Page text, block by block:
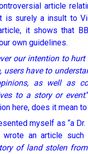
article
is surely a insult to
it shows that
own guidelines.
our intention to hurt
users have to
as well as
to a story or event
here, does it mean
myself as “a Dr.
wrote an article such
of land stolen